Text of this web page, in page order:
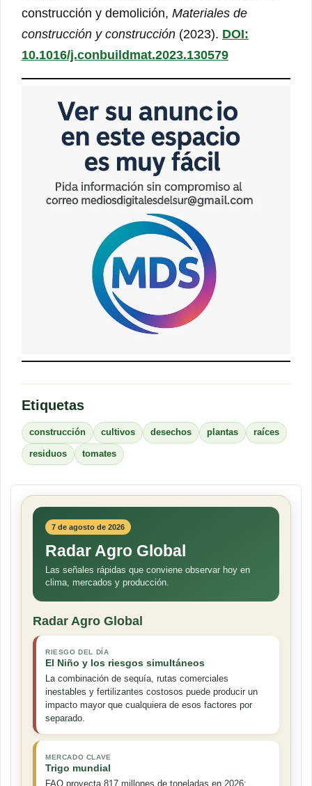
construcción y demolición, Materiales de
construcción y construcción (2023). DOI:
10.1016/j.conbuildmat.2023.130579
Etiquetas
construcción cultivos desechos plantas raíces
residuos tomates
7 de agosto de 2026
Radar Agro Global
Las señales rápidas que conviene observar hoy en
clima, mercados y producción.
Radar Agro Global
RIESGO DEL DÍA
El Niño y los riesgos simultáneos
La combinación de sequía, rutas comerciales
inestables y fertilizantes costosos puede producir un
impacto mayor que cualquiera de esos factores por
separado.
MERCADO CLAVE
Trigo mundial
FAO proyecta 817 millones de toneladas en 2026: